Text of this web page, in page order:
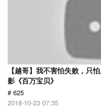
【越哥】我不害怕失败，只
影《百万宝贝》
# 625
2018-10-23 07:35